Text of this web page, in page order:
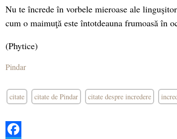
Nu te încrede în vorbele mieroase ale
cum o maimuţă este întotdeauna frumoasă în
(Phytice)
Pindar
citate citate de Pindar citate despre incredere